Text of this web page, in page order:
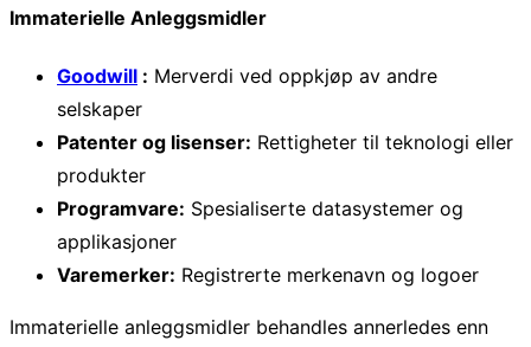
Immaterielle Anleggsmidler
Goodwill : Merverdi ved oppkjøp av andre
selskaper
Patenter og lisenser: Rettigheter til teknologi eller
produkter
Programvare: Spesialiserte datasystemer og
applikasjoner
Varemerker: Registrerte merkenavn og logoer
Immaterielle anleggsmidler behandles annerledes enn